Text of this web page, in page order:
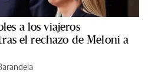
a los viajeros
el rechazo de Meloni a